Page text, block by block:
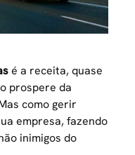
é a receita, quase
prospere da
como gerir
empresa, fazendo
inimigos do